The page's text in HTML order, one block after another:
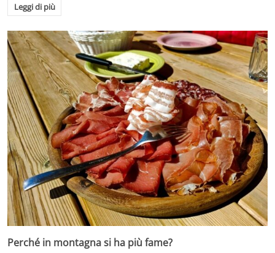
Leggi di più
Perché in montagna si ha più fame?